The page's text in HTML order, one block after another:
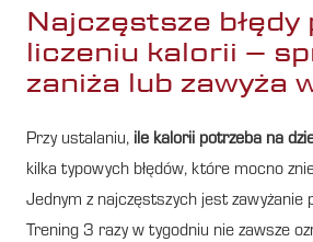
Najczęstsze błędy
liczeniu kalorii –
zaniża lub zawyża
Przy ustalaniu, ile kalorii potrzeba na
kilka typowych błędów, które mocno
Jednym z najczęstszych jest zawyżanie
Trening 3 razy w tygodniu nie zawsze